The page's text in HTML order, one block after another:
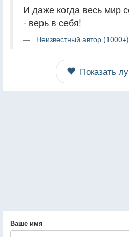
И даже когда весь мир
- верь в себя!
Неизвестный автор (1000+)
Показать
Ваше имя